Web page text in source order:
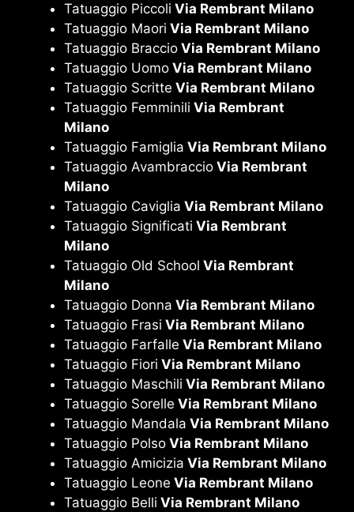
Tatuaggio Piccoli Via Rembrant Milano
Tatuaggio Maori Via Rembrant Milano
Tatuaggio Braccio Via Rembrant Milano
Tatuaggio Uomo Via Rembrant Milano
Tatuaggio Scritte Via Rembrant Milano
Tatuaggio Femminili Via Rembrant
Milano
Tatuaggio Famiglia Via Rembrant Milano
Tatuaggio Avambraccio Via Rembrant
Milano
Tatuaggio Caviglia Via Rembrant Milano
Tatuaggio Significati Via Rembrant
Milano
Tatuaggio Old School Via Rembrant
Milano
Tatuaggio Donna Via Rembrant Milano
Tatuaggio Frasi Via Rembrant Milano
Tatuaggio Farfalle Via Rembrant Milano
Tatuaggio Fiori Via Rembrant Milano
Tatuaggio Maschili Via Rembrant Milano
Tatuaggio Sorelle Via Rembrant Milano
Tatuaggio Mandala Via Rembrant Milano
Tatuaggio Polso Via Rembrant Milano
Tatuaggio Amicizia Via Rembrant Milano
Tatuaggio Leone Via Rembrant Milano
Tatuaggio Belli Via Rembrant Milano